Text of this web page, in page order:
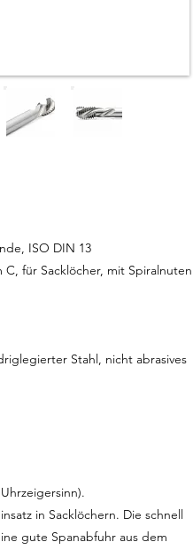
ISO DIN 13
für Sacklöcher, mit Spiralnuten
Stahl, nicht abrasives
in Sacklöchern. Die schnell
gute Spanabfuhr aus dem